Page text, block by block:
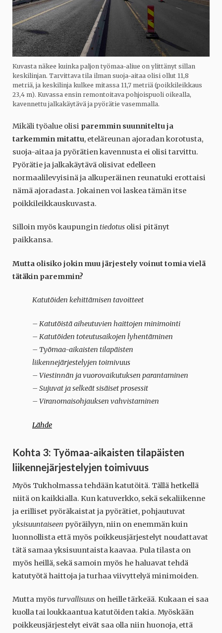
Kuvasta näkee kuinka paljon työmaa-aliue on ylittänyt sillan
keskilinjan. Tarvittava tila ilman suoja-aitaa olisi ollut 11,8
metriä, ja keskilinja kulkee mitassa 11,7 metriä (poikkileikkaus
23,4 m). Kuvassa ensin remontoitava pohjoispuoli oikealla,
kavennettu jalkakäytävä ja pyörätie vasemmalla.
Mikäli työalue olisi paremmin suunniteltu ja
tarkemmin mitattu, eteläreunan ajoradan korotusta,
suoja-aitaa ja pyörätien kavennusta ei olisi tarvittu.
Pyörätie ja jalkakäytävä olisivat edelleen
normaalilevyisinä ja alkuperäinen reunatuki erottaisi
nämä ajoradasta. Jokainen voi laskea tämän itse
poikkileikkauskuvasta.
Silloin myös kaupungintiedotus olisi pitänyt
paikkansa.
Mutta olisiko jokin muu järjestely voinut tomia vielä
tätäkin paremmin?
Katutöiden kehittämisen tavoitteet
– Katutöistä aiheutuvien haittojen minimointi
– Katutöiden toteutusaikojen lyhentäminen
– Työmaa-aikaisten tilapäisten
liikennejärjestelyjen toimivuus
– Viestinnän ja vuorovaikutuksen parantaminen
– Sujuvat ja selkeät sisäiset prosessit
– Viranomaisohjauksen vahvistaminen
Lähde
Kohta 3: Työmaa-aikaisten tilapäisten
liikennejärjestelyjen toimivuus
Myös Tukholmassa tehdään katutöitä. Tällä hetkellä
niitä on kaikkialla. Kun katuverkko, sekä sekaliikenne
ja erilliset pyöräkaistat ja pyörätiet, pohjautuvat
yksisuuntaiseen pyöräilyyn, niin on enemmän kuin
luonnollista että myös poikkeusjärjestelyt noudattavat
tätä samaa yksisuuntaista kaavaa. Pula tilasta on
myös heillä, sekä samoin myös he haluavat tehdä
katutyötä haittoja ja turhaa viivyttelyä minimoiden.
Mutta myös turvallisuus on heille tärkeää. Kukaan ei saa
kuolla tai loukkaantua katutöiden takia. Myöskään
poikkeusjärjestelyt eivät saa olla niin huonoja, että